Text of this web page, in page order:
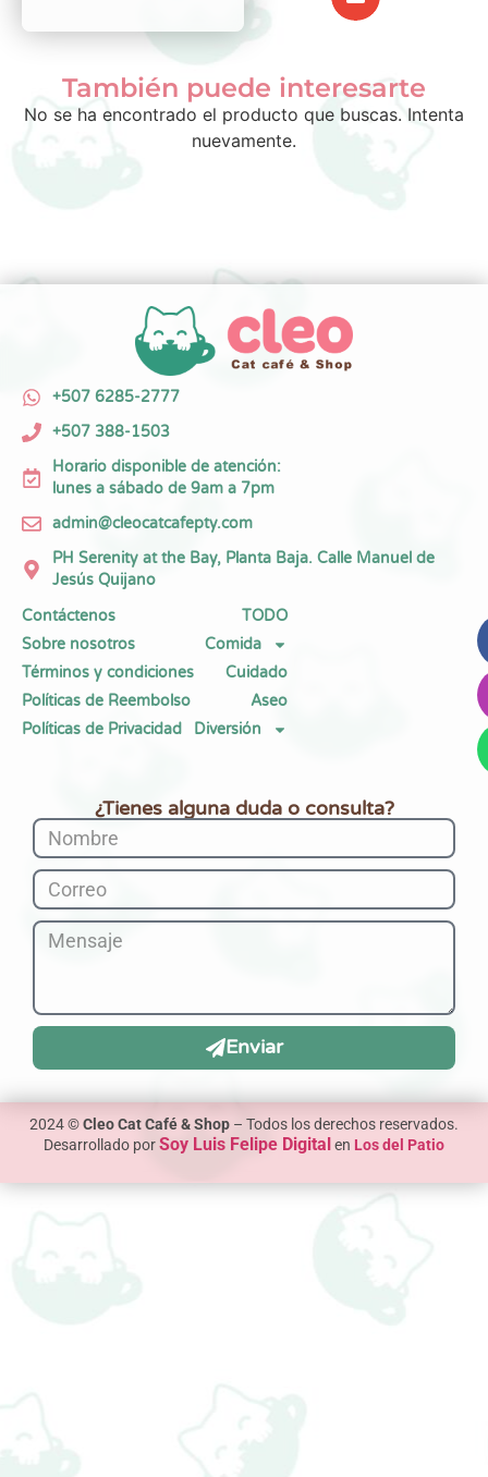
También puede interesarte
No se ha encontrado el producto que buscas. Intenta
nuevamente.
+507 6285-2777
+507 388-1503
Horario disponible de atención:
lunes a sábado de 9am a 7pm
admin@cleocatcafepty.com
PH Serenity at the Bay, Planta Baja. Calle Manuel de
Jesús Quijano
Contáctenos
Sobre nosotros
Términos y condiciones
Políticas de Reembolso
Políticas de Privacidad
TODO
Comida
Cuidado
Aseo
Diversión
¿Tienes alguna duda o consulta?
Enviar
2024 ©Cleo Cat Café & Shop – Todos los derechos reservados.
Desarrollado porSoy Luis Felipe Digital en Los del Patio